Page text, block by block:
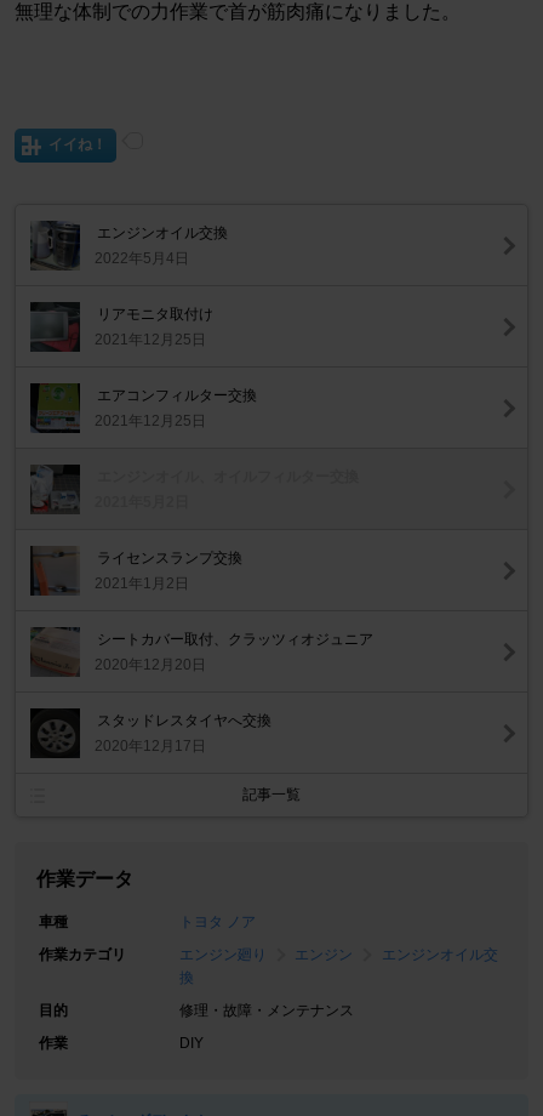
無理な体制での力作業で首が筋肉痛になりました。
イイね！
エンジンオイル交換
2022年5月4日
リアモニタ取付け
2021年12月25日
エアコンフィルター交換
2021年12月25日
ライセンスランプ交換
2021年1月2日
シートカバー取付、クラッツィオジュニア
2020年12月20日
スタッドレスタイヤへ交換
2020年12月17日
記事一覧
作業データ
車種
トヨタ ノア
作業カテゴリ
エンジン廻り エンジン
エンジンオイル交
換
目的
修理・故障・メンテナンス
作業
DIY